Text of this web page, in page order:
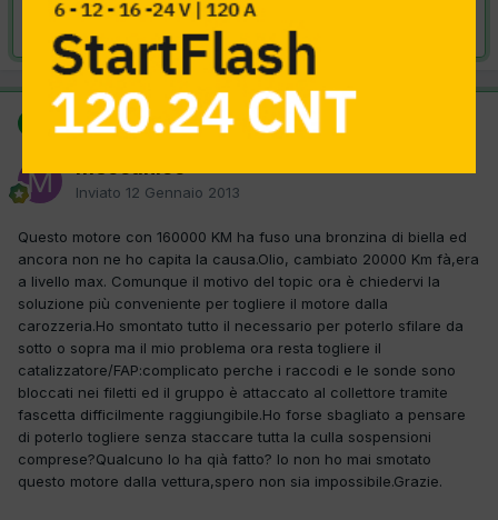
Risolta da meccanico, 12 Gennaio 2013
SOLUZIONE
Inviato 12 Gennaio 2013
Questo motore con 160000 KM ha fuso una bronzina di biella ed
ancora non ne ho capita la causa.Olio, cambiato 20000 Km fà,era
a livello max. Comunque il motivo del topic ora è chiedervi la
soluzione più conveniente per togliere il motore dalla
carozzeria.Ho smontato tutto il necessario per poterlo sfilare da
sotto o sopra ma il mio problema ora resta togliere il
catalizzatore/FAP:complicato perche i raccodi e le sonde sono
bloccati nei filetti ed il gruppo è attaccato al collettore tramite
fascetta difficilmente raggiungibile.Ho forse sbagliato a pensare
di poterlo togliere senza staccare tutta la culla sospensioni
comprese?Qualcuno lo ha qià fatto? Io non ho mai smotato
questo motore dalla vettura,spero non sia impossibile.Grazie.